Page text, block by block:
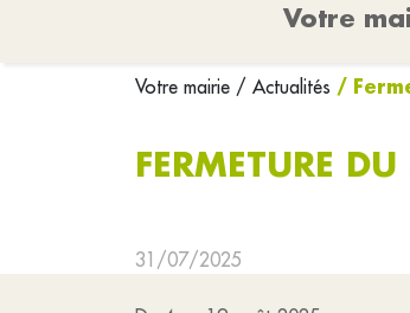
Votre
Votre mairie / Actualités /
FERMETURE
31/07/2025